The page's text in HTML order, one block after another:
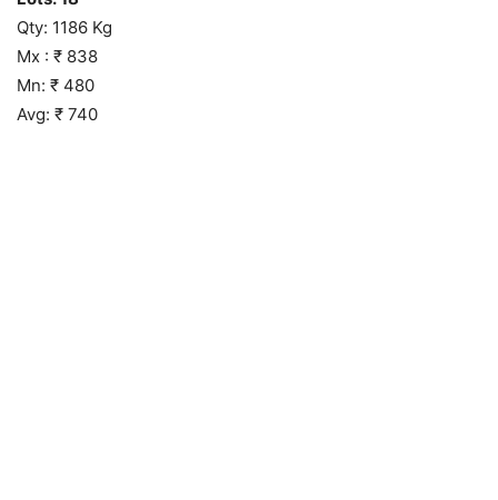
Qty: 1186 Kg
Mx : ₹ 838
Mn: ₹ 480
Avg: ₹ 740